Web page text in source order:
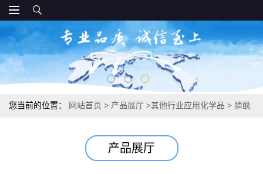
您当前的位置： 网站首页 > 产品展厅 >其他行业应用化学品 > 膦酰
产品展厅